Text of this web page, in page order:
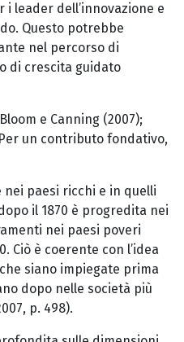
leader dell’innovazione e
Questo potrebbe
nel percorso di
di crescita guidato
e Canning (2007);
un contributo fondativo,
nei paesi ricchi e in quelli
il 1870 è progredita nei
nei paesi poveri
Ciò è coerente con l’idea
siano impiegate prima
dopo nelle società più
p. 498).